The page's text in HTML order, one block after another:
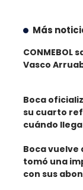
Más
CONMEBOL
Vasco
Boca
su cuarto
cuándo llega
Boca vuelve
tomó una
con sus